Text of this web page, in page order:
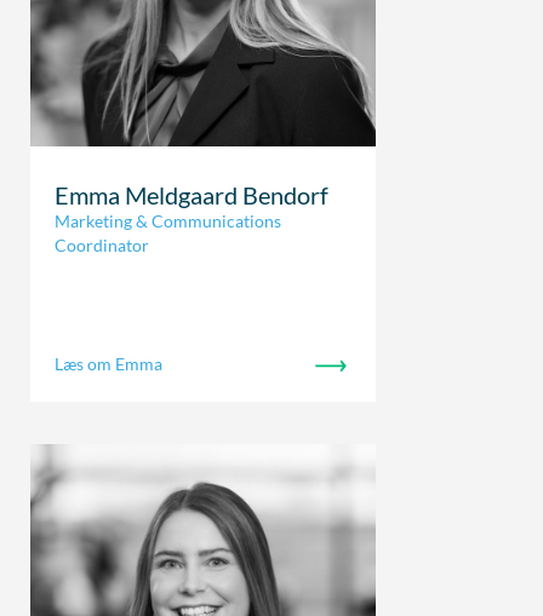
Emma Meldgaard Bendorf
Marketing & Communications
Coordinator
Læs om Emma